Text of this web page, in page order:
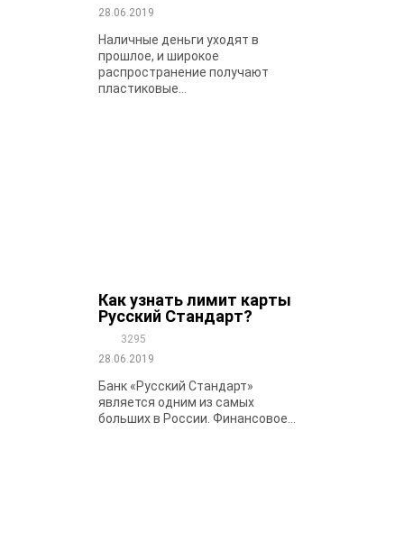
28.06.2019
Наличные деньги уходят в
прошлое, и широкое
распространение получают
пластиковые...
Как узнать лимит карты
Русский Стандарт?
3295
28.06.2019
Банк «Русский Стандарт»
является одним из самых
больших в России. Финансовое...